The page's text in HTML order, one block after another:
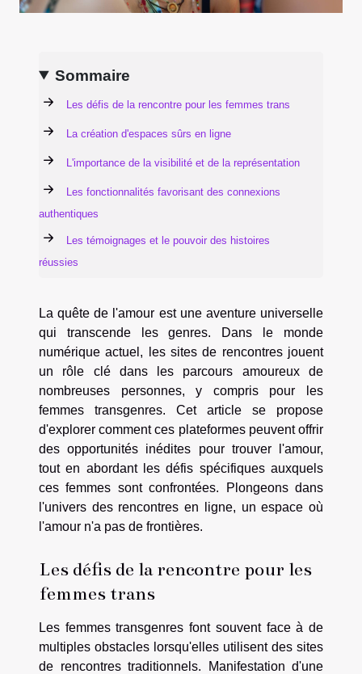
Sommaire
Les défis de la rencontre pour les femmes trans
La création d'espaces sûrs en ligne
L'importance de la visibilité et de la représentation
Les fonctionnalités favorisant des connexions
authentiques
Les témoignages et le pouvoir des histoires
réussies
La quête de l'amour est une aventure universelle
qui transcende les genres. Dans le monde
numérique actuel, les sites de rencontres jouent
un rôle clé dans les parcours amoureux de
nombreuses personnes, y compris pour les
femmes transgenres. Cet article se propose
d'explorer comment ces plateformes peuvent offrir
des opportunités inédites pour trouver l'amour,
tout en abordant les défis spécifiques auxquels
ces femmes sont confrontées. Plongeons dans
l'univers des rencontres en ligne, un espace où
l'amour n'a pas de frontières.
Les défis de la rencontre pour les
femmes trans
Les femmes transgenres font souvent face à de
multiples obstacles lorsqu'elles utilisent des sites
de rencontres traditionnels. Manifestation d'une